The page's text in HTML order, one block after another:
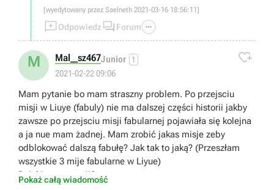
[wyedytowany przez Saelneth 2021-03-16 18:56:11]
Odpowiedz  Forum 
M Mal__sz467Junior 1
2021-02-22 09:06

Mam pytanie bo mam straszny problem. Po przejsciu
misji w Liuye (fabuly) nie ma dalszej części historii jakby
zawsze po przejsciu misji fabularnej pojawiała się kolejna
a ja nue mam żadnej. Mam zrobić jakas misje zeby
odblokować dalszą fabułę? Jak tak to jaką? (Przeszłam
wszystkie 3 mije fabularne w Liyue)
Dzięki za pomoc!!?
Pokaż całą wiadomość